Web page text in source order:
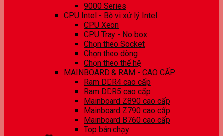
9000 Series
CPU Intel - Bộ vi xử lý Intel
CPU Xeon
CPU Tray - No box
Chọn theo Socket
Chọn theo dòng
Chọn theo thế hệ
MAINBOARD & RAM - CAO CẤP
Ram DDR4 cao cấp
Ram DDR5 cao cấp
Mainboard Z890 cao cấp
Mainboard Z790 cao cấp
Mainboard B760 cao cấp
Top bán chạy